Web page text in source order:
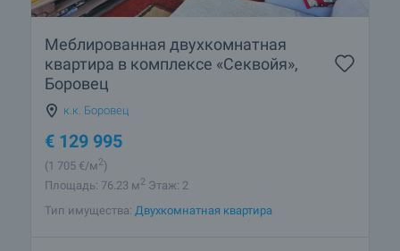
Меблированная двухкомнатная
квартира в комплексе «Секвойя»,
Боровец
к.к. Боровец
€ 129 995
(1 705 €/м2)
Площадь: 76.23 м2 Этаж: 2
Тип имущества: Двухкомнатная квартира